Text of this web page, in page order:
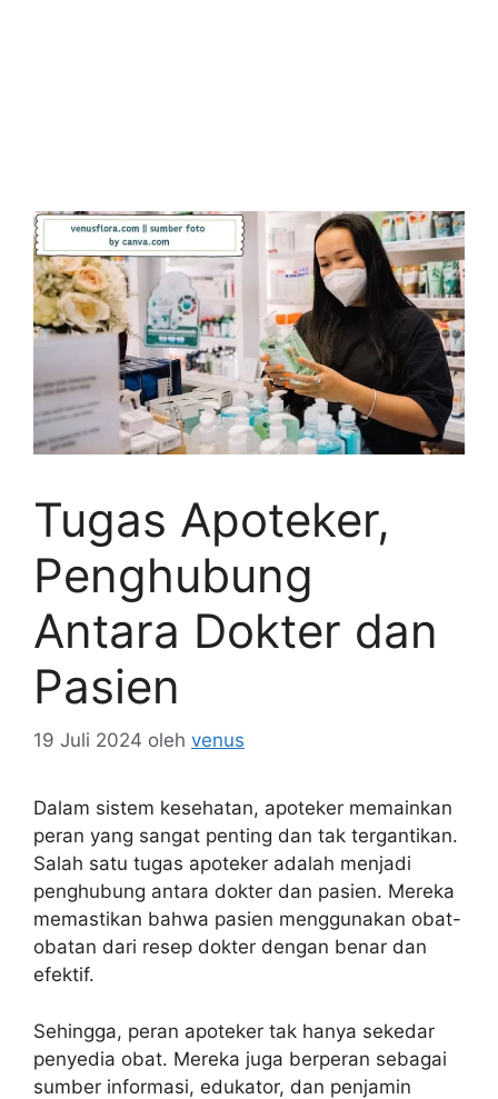
Tugas Apoteker,
Penghubung
Antara Dokter dan
Pasien
19 Juli 2024 oleh venus
Dalam sistem kesehatan, apoteker memainkan
peran yang sangat penting dan tak tergantikan.
Salah satu tugas apoteker adalah menjadi
penghubung antara dokter dan pasien. Mereka
memastikan bahwa pasien menggunakan obat-
obatan dari resep dokter dengan benar dan
efektif.
Sehingga, peran apoteker tak hanya sekedar
penyedia obat. Mereka juga berperan sebagai
sumber informasi, edukator, dan penjamin